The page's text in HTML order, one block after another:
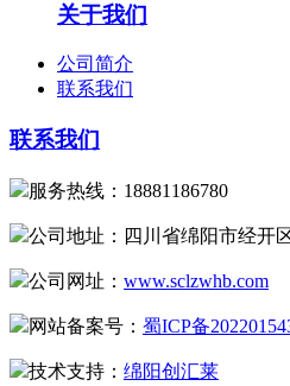
关于我们
公司简介
联系我们
联系我们
服务热线：18881186780
公司地址：四川省绵阳市经开
公司网址： www.sclzwhb.com
网站备案号： 蜀ICP备
技术支持： 绵阳创汇莱